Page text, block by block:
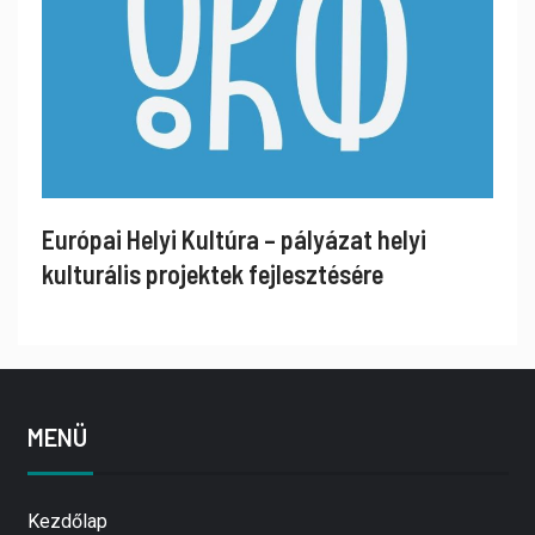
Európai Helyi Kultúra – pályázat helyi
kulturális projektek fejlesztésére
MENÜ
Kezdőlap